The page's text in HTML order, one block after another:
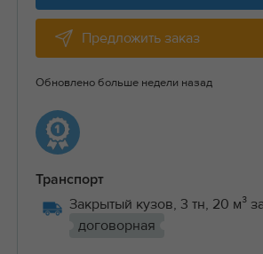
Предложить заказ
Обновлено больше недели назад
Транспорт
Закрытый кузов, 3 тн, 20 м³
договорная